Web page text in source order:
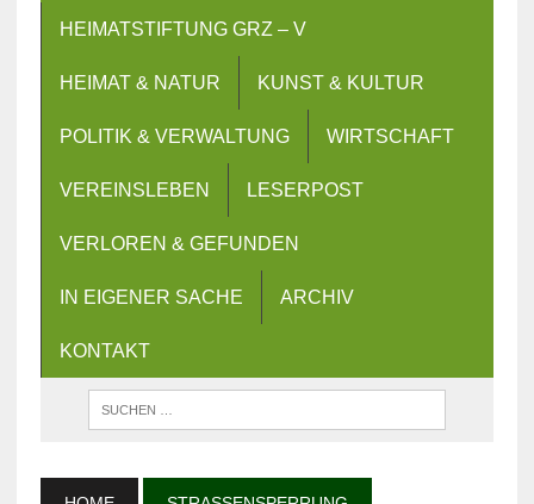
HEIMATSTIFTUNG GRZ – V
HEIMAT & NATUR KUNST & KULTUR
POLITIK & VERWALTUNG WIRTSCHAFT
VEREINSLEBEN LESERPOST
VERLOREN & GEFUNDEN
IN EIGENER SACHE ARCHIV
KONTAKT